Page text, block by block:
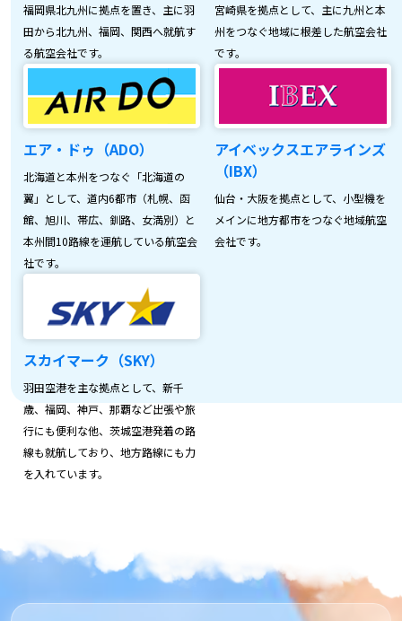
福岡県北九州に拠点を置き、主に羽
田から北九州、福岡、関西へ就航す
る航空会社です。
宮崎県を拠点として、主に九州と本
州をつなぐ地域に根差した航空会社
です。
エア・ドゥ（ADO）
北海道と本州をつなぐ「北海道の
翼」として、道内6都市（札幌、函
館、旭川、帯広、釧路、女満別）と
本州間10路線を運航している航空会
社です。
アイベックスエアラインズ
（IBX）
仙台・大阪を拠点として、小型機を
メインに地方都市をつなぐ地域航空
会社です。
スカイマーク（SKY）
羽田空港を主な拠点として、新千
歳、福岡、神戸、那覇など出張や旅
行にも便利な他、茨城空港発着の路
線も就航しており、地方路線にも力
を入れています。